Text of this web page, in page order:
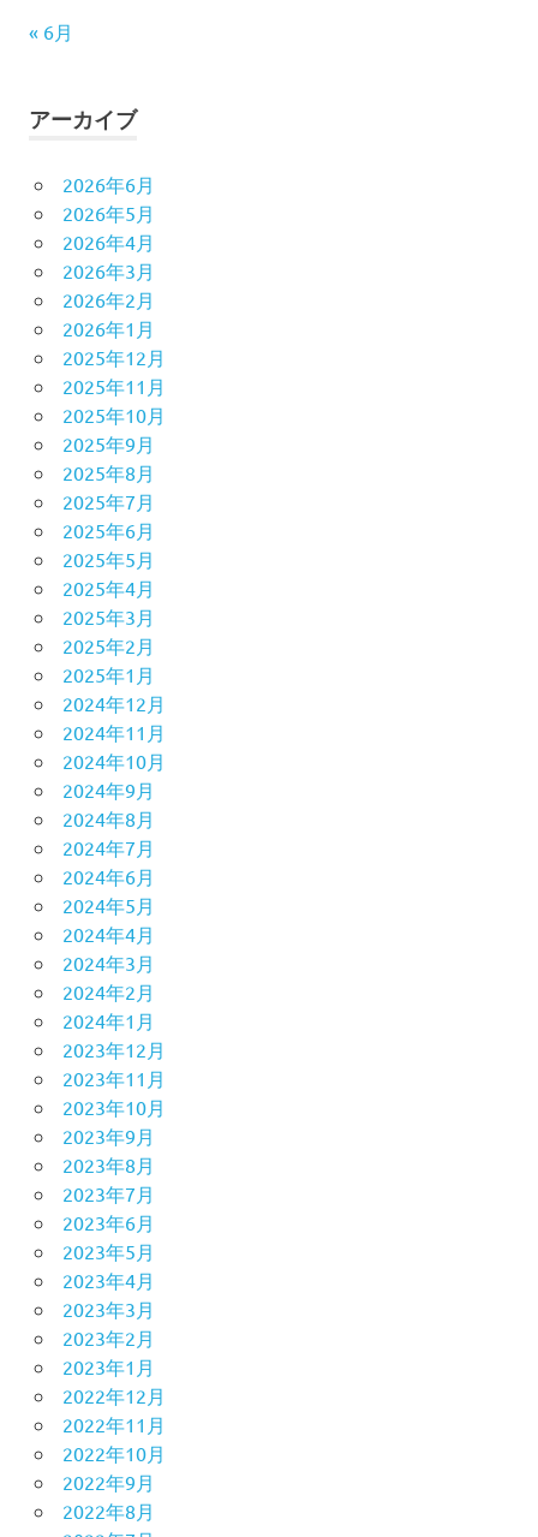
« 6月
アーカイブ
2026年6月
2026年5月
2026年4月
2026年3月
2026年2月
2026年1月
2025年12月
2025年11月
2025年10月
2025年9月
2025年8月
2025年7月
2025年6月
2025年5月
2025年4月
2025年3月
2025年2月
2025年1月
2024年12月
2024年11月
2024年10月
2024年9月
2024年8月
2024年7月
2024年6月
2024年5月
2024年4月
2024年3月
2024年2月
2024年1月
2023年12月
2023年11月
2023年10月
2023年9月
2023年8月
2023年7月
2023年6月
2023年5月
2023年4月
2023年3月
2023年2月
2023年1月
2022年12月
2022年11月
2022年10月
2022年9月
2022年8月